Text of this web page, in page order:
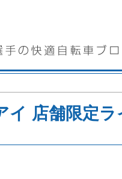
イ 店舗限定